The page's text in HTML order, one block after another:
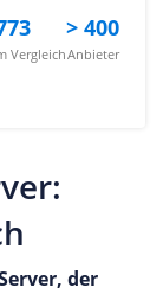
Vergleich
> 400
Anbieter
der